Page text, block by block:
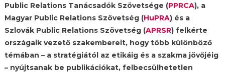
Public Relations Tanácsadók Szövetsége (PPRCA), a
Magyar Public Relations Szövetség (HuPRA) és a
Szlovák Public Relations Szövetség (APRSR) felkérte
országaik vezető szakembereit, hogy több különböző
témában – a stratégiától az etikáig és a szakma jövőjéig
– nyújtsanak be publikációkat, felbecsülhetetlen